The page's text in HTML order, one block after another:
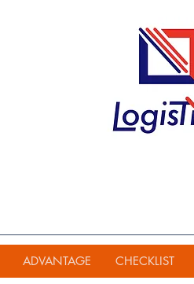
ADVANTAGE CHECKLIST